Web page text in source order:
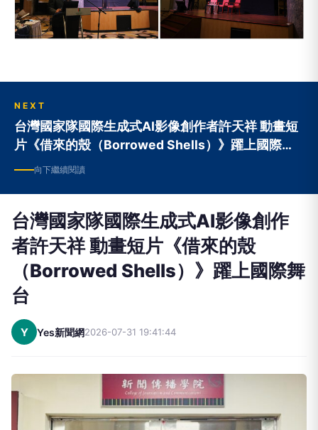
NEXT
台灣國家隊國際生成式AI影像創作者許天祥 動畫短
片《借來的殼（Borrowed Shells）》躍上國際舞
向下繼續閱讀
台灣國家隊國際生成式AI影像創作
者許天祥 動畫短片《借來的殼
（Borrowed Shells）》躍上國際舞
台
Y Yes新聞網2026-07-31 19:41:44